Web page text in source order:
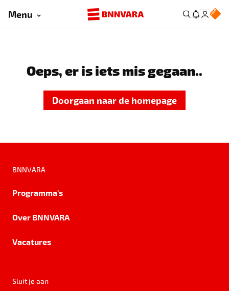
Menu
Oeps, er is iets mis gegaan..
Doorgaan naar de homepage
BNNVARA
Programma's
Over BNNVARA
Vacatures
Sluit je aan